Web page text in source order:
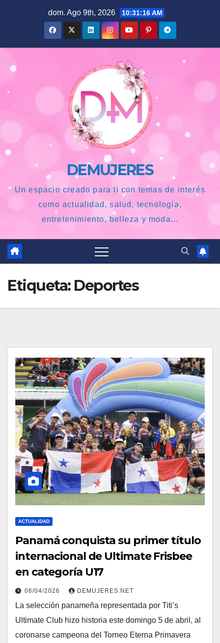
dom. Ago 9th, 2026 10:31:17 AM
DEMUJERES
Un espacio creado para ti con temas de interés
como actualidad, salud, tecnología,
entretenimiento, belleza y moda...
Etiqueta: Deportes
ACTUALIDAD
Panamá conquista su primer título
internacional de Ultimate Frisbee
en categoría U17
06/04/2026 DEMUJERES.NET
La selección panameña representada por Titi’s
Ultimate Club hizo historia este domingo 5 de abril, al
coronarse campeona del Torneo Eterna Primavera